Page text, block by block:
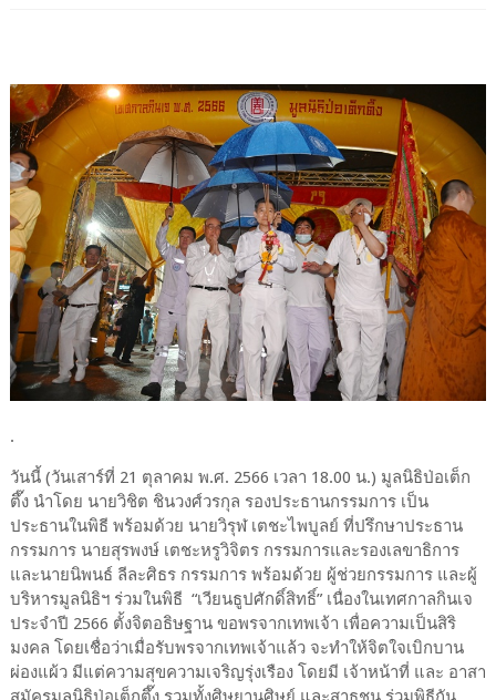
.
วันนี้ (วันเสาร์ที่ 21 ตุลาคม พ.ศ. 2566 เวลา 18.00 น.) มูลนิธิป่อเต็ก
ตึ๊ง นำโดย นายวิชิต ชินวงศ์วรกุล รองประธานกรรมการ เป็น
ประธานในพิธี พร้อมด้วย นายวิรุฬ เตชะไพบูลย์ ที่ปรึกษาประธาน
กรรมการ นายสุรพงษ์ เตชะหรูวิจิตร กรรมการและรองเลขาธิการ
และนายนิพนธ์ ลีละศิธร กรรมการ พร้อมด้วย ผู้ช่วยกรรมการ และผู้
บริหารมูลนิธิฯ ร่วมในพิธี “เวียนธูปศักดิ์สิทธิ์” เนื่องในเทศกาลกินเจ
ประจำปี 2566 ตั้งจิตอธิษฐาน ขอพรจากเทพเจ้า เพื่อความเป็นสิริ
มงคล โดยเชื่อว่าเมื่อรับพรจากเทพเจ้าแล้ว จะทำให้จิตใจเบิกบาน
ผ่องแผ้ว มีแต่ความสุขความเจริญรุ่งเรือง โดยมี เจ้าหน้าที่ และ อาสา